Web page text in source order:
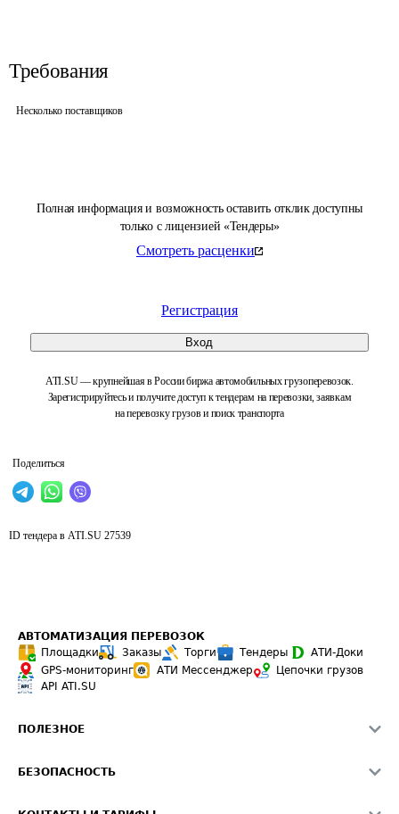
Полная информация и возможность оставить отклик доступны
только с лицензией «Тендеры»
Смотреть расценки
Регистрация
Вход
ATI.SU — крупнейшая в России биржа автомобильных грузоперевозок.
Зарегистрируйтесь и получите доступ к тендерам на перевозки, заявкам
на перевозку грузов и поиск транспорта
Поделиться
Требования
Несколько поставщиков
ID тендера в ATI.SU 27539
АВТОМАТИЗАЦИЯ ПЕРЕВОЗОК
Площадки
Заказы Торги Тендеры
АТИ-Доки
GPS-мониторинг
АТИ Мессенджер
Цепочки грузов
API ATI.SU
ПОЛЕЗНОЕ
Звезды ATI.SU на вашем сайте
БЕЗОПАСНОСТЬ